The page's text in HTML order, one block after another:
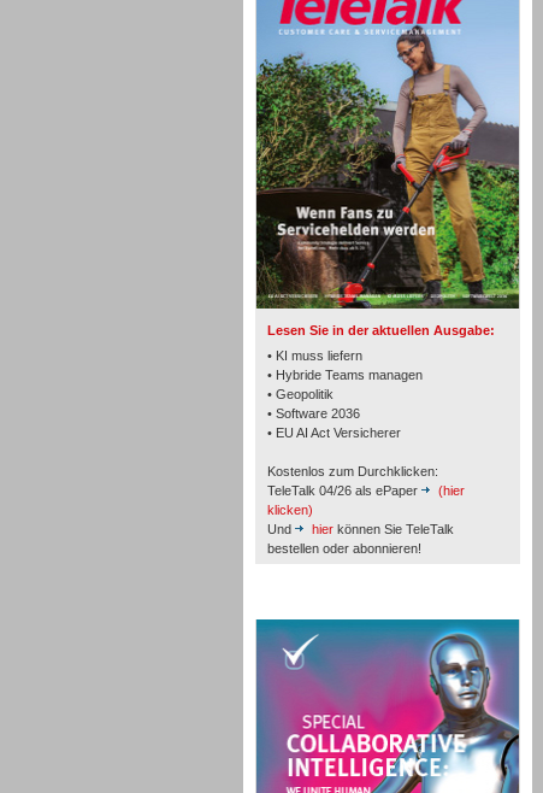
Lesen Sie in der aktuellen Ausgabe:
• KI muss liefern
• Hybride Teams managen
• Geopolitik
• Software 2036
• EU AI Act Versicherer
Kostenlos zum Durchklicken:
TeleTalk 04/26 als ePaper
(hier
klicken)
Und
hier können Sie TeleTalk
bestellen oder abonnieren!
TK- und ACD-Systeme
Workforce-Management
Personal